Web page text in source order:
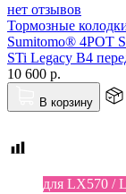
нет отзывов
Тормозные
Sumitomo® 4POT
STi Legacy B4
10 600 р.
В корзину
для LX570 /